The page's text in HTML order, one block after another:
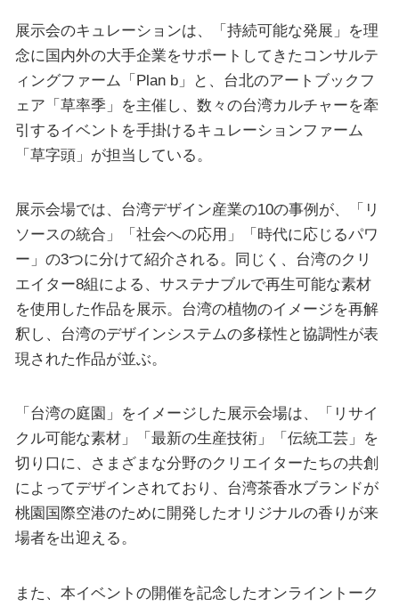
展示会のキュレーションは、「持続可能な発展」を理
念に国内外の大手企業をサポートしてきたコンサルテ
ィングファーム「Plan b」と、台北のアートブックフ
ェア「草率季」を主催し、数々の台湾カルチャーを牽
引するイベントを手掛けるキュレーションファーム
「草字頭」が担当している。
展示会場では、台湾デザイン産業の10の事例が、「リ
ソースの統合」「社会への応用」「時代に応じるパワ
ー」の3つに分けて紹介される。同じく、台湾のクリ
エイター8組による、サステナブルで再生可能な素材
を使用した作品を展示。台湾の植物のイメージを再解
釈し、台湾のデザインシステムの多様性と協調性が表
現された作品が並ぶ。
「台湾の庭園」をイメージした展示会場は、「リサイ
クル可能な素材」「最新の生産技術」「伝統工芸」を
切り口に、さまざまな分野のクリエイターたちの共創
によってデザインされており、台湾茶香水ブランドが
桃園国際空港のために開発したオリジナルの香りが来
場者を出迎える。
また、本イベントの開催を記念したオンライントーク